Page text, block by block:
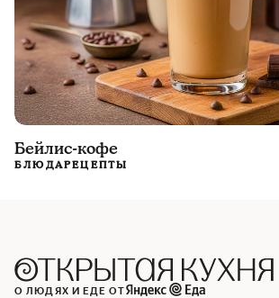
Бейлис-кофе
БЛЮДАРЕЦЕПТЫ
О ЛЮДЯХ И ЕДЕ ОТ